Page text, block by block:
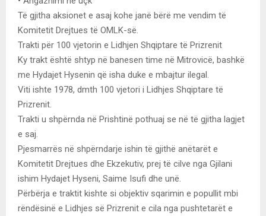
Të gjitha aksionet e asaj kohe janë bërë me vendim të
Komitetit Drejtues të OMLK-së.
Trakti për 100 vjetorin e Lidhjen Shqiptare të Prizrenit
Ky trakt është shtyp në banesen time në Mitrovicë, bashkë
me Hydajet Hysenin që isha duke e mbajtur ilegal.
Viti ishte 1978, dmth 100 vjetori i Lidhjes Shqiptare të
Prizrenit.
Trakti u shpërnda në Prishtinë pothuaj se në të gjitha lagjet
e saj.
Pjesmarrës në shpërndarje ishin të gjithë anëtarët e
Komitetit Drejtues dhe Ekzekutiv, prej të cilve nga Gjilani
ishim Hydajet Hyseni, Saime Isufi dhe unë.
Përbërja e traktit kishte si objektiv sqarimin e popullit mbi
rëndësinë e Lidhjes së Prizrenit e cila nga pushtetarët e